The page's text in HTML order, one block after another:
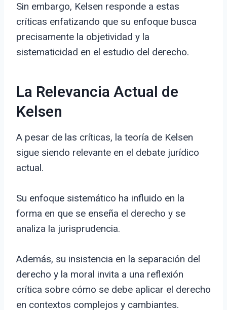
Sin embargo, Kelsen responde a estas
críticas enfatizando que su enfoque busca
precisamente la objetividad y la
sistematicidad en el estudio del derecho.
La Relevancia Actual de
Kelsen
A pesar de las críticas, la teoría de Kelsen
sigue siendo relevante en el debate jurídico
actual.
Su enfoque sistemático ha influido en la
forma en que se enseña el derecho y se
analiza la jurisprudencia.
Además, su insistencia en la separación del
derecho y la moral invita a una reflexión
crítica sobre cómo se debe aplicar el derecho
en contextos complejos y cambiantes.